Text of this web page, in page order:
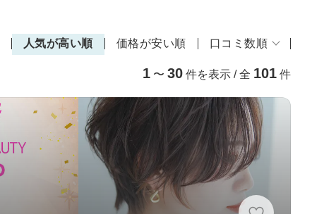
人気が高い順 価格が安い順 口コミ数順
1 〜 30 件を表示 / 全 101 件